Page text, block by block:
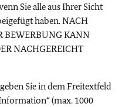
Sie alle aus Ihrer Sicht
haben. NACH
BEWERBUNG KANN
NACHGEREICHT
Sie in dem Freitextfeld
(max. 1000